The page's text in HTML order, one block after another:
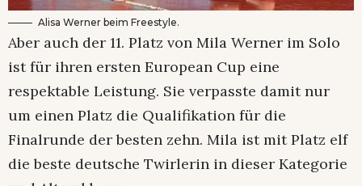
Alisa Werner beim Freestyle.
Aber auch der 11. Platz von Mila Werner im Solo
ist für ihren ersten European Cup eine
respektable Leistung. Sie verpasste damit nur
um einen Platz die Qualifikation für die
Finalrunde der besten zehn. Mila ist mit Platz elf
die beste deutsche Twirlerin in dieser Kategorie